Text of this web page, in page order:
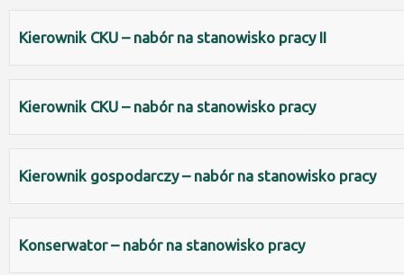
Kierownik CKU – nabór na stanowisko pracy II
Kierownik CKU – nabór na stanowisko pracy
Kierownik gospodarczy – nabór na stanowisko pracy
Konserwator – nabór na stanowisko pracy